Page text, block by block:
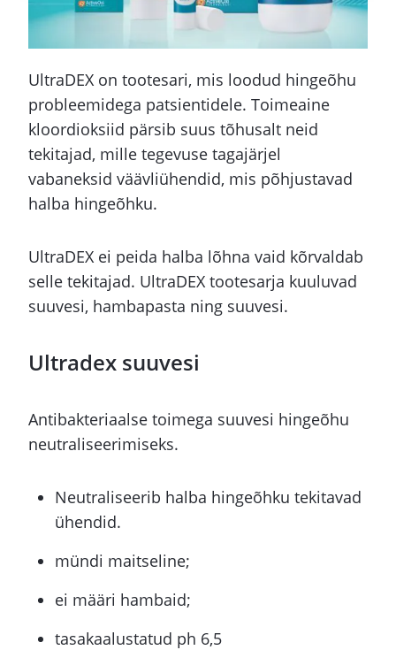
Ultradex suuhooldussari
Infoks patsiendile
UltraDEX on tootesari, mis loodud hingeõhu
probleemidega patsientidele. Toimeaine
kloordioksiid pärsib suus tõhusalt neid
tekitajad, mille tegevuse tagajärjel
vabaneksid väävliühendid, mis põhjustavad
halba hingeõhku.
UltraDEX ei peida halba lõhna vaid kõrvaldab
selle tekitajad. UltraDEX tootesarja kuuluvad
suuvesi, hambapasta ning suuvesi.
Ultradex suuvesi
Antibakteriaalse toimega suuvesi hingeõhu
neutraliseerimiseks.
Neutraliseerib halba hingeõhku tekitavad
ühendid.
mündi maitseline;
ei määri hambaid;
tasakaalustatud ph 6,5